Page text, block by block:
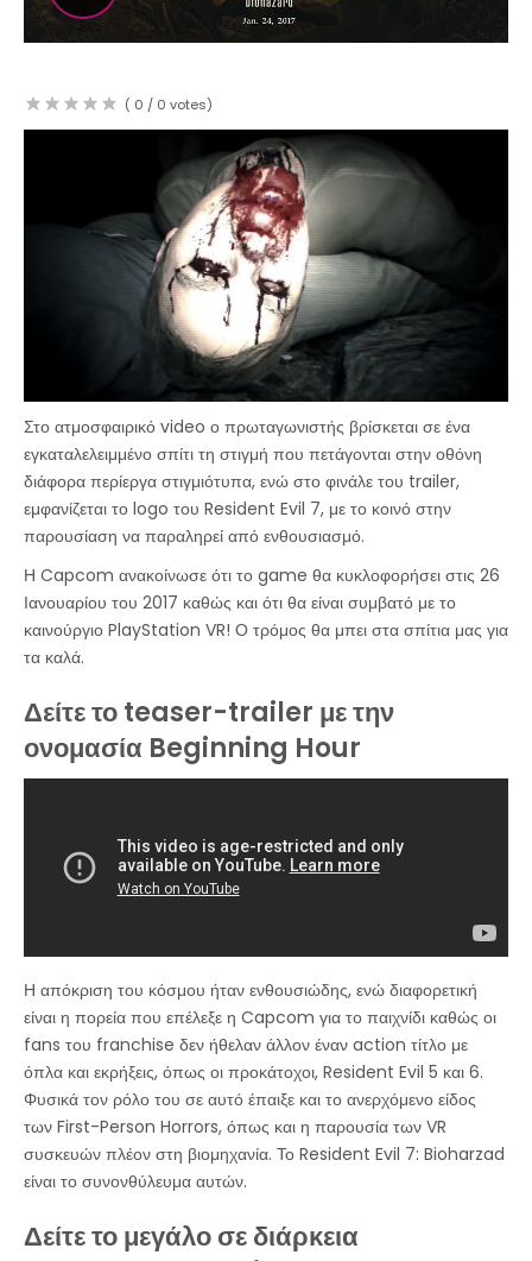
( 0 / 0 votes)
Στο ατμοσφαιρικό video ο πρωταγωνιστής βρίσκεται σε ένα
εγκαταλελειμμένο σπίτι τη στιγμή που πετάγονται στην οθόνη
διάφορα περίεργα στιγμιότυπα, ενώ στο φινάλε του trailer,
εμφανίζεται το logo του Resident Evil 7, με το κοινό στην
παρουσίαση να παραληρεί από ενθουσιασμό.
Η Capcom ανακοίνωσε ότι το game θα κυκλοφορήσει στις 26
Ιανουαρίου του 2017 καθώς και ότι θα είναι συμβατό με το
καινούργιο PlayStation VR! Ο τρόμος θα μπει στα σπίτια μας για
τα καλά.
Δείτε το teaser-trailer με την
ονομασία Beginning Hour
Η απόκριση του κόσμου ήταν ενθουσιώδης, ενώ διαφορετική
είναι η πορεία που επέλεξε η Capcom για το παιχνίδι καθώς οι
fans του franchise δεν ήθελαν άλλον έναν action τίτλο με
όπλα και εκρήξεις, όπως οι προκάτοχοι, Resident Evil 5 και 6.
Φυσικά τον ρόλο του σε αυτό έπαιξε και το ανερχόμενο είδος
των First-Person Horrors, όπως και η παρουσία των VR
συσκευών πλέον στη βιομηχανία. Το Resident Evil 7: Bioharzad
είναι το συνονθύλευμα αυτών.
Δείτε το μεγάλο σε διάρκεια